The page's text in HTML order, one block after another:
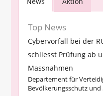
Top News
Cybervorfall bei der
schliesst Prüfung ab
Massnahmen
Departement für
Bevölkerungsschutz und